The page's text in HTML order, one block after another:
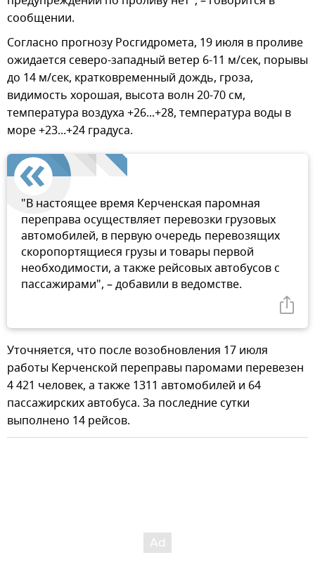
сообщении.
Согласно прогнозу Росгидромета, 19 июля в проливе
ожидается северо-западный ветер 6-11 м/сек, порывы
до 14 м/сек, кратковременный дождь, гроза,
видимость хорошая, высота волн 20-70 см,
температура воздуха +26...+28, температура воды в
море +23...+24 градуса.
"В настоящее время Керченская паромная
переправа осуществляет перевозки грузовых
автомобилей, в первую очередь перевозящих
скоропортящиеся грузы и товары первой
необходимости, а также рейсовых автобусов с
пассажирами", – добавили в ведомстве.
Уточняется, что после возобновления 17 июля
работы Керченской переправы паромами перевезен
4 421 человек, а также 1311 автомобилей и 64
пассажирских автобуса. За последние сутки
выполнено 14 рейсов.